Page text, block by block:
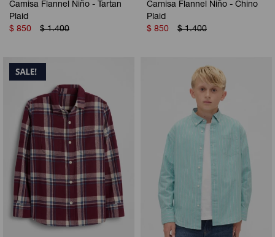
Camisa Flannel Niño - Tartan
Plaid
$ 850 $ 1.400
Camisa Flannel Niño - Chino
Plaid
$ 850 $ 1.400